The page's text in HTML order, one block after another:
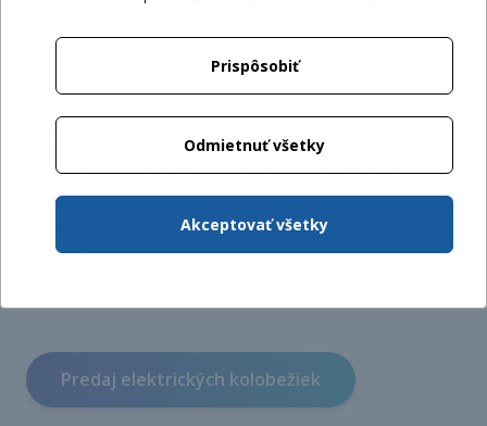
cyklov.
Prepojenie e-kolobežiek s Bluetooth
Pri niektorých elektrických kolobežkách výrobcovia
umožnili aj prepojenie so smartfónom, pretože sú
vybavené technológiou Bluetooth. Následne si potom
môžete plánovať cestu alebo si sledovať najazdené
kilometre.
Predaj elektrických kolobežiek
Prispôsobiť
Odmietnuť všetky
Akceptovať všetky